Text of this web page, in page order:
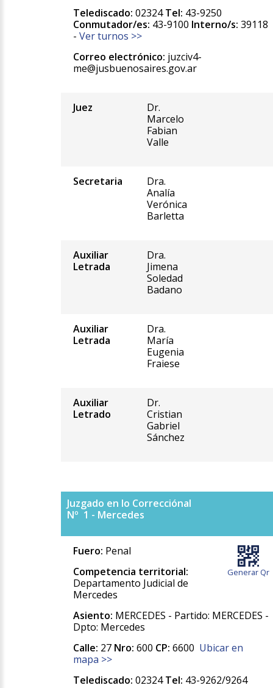
Telediscado: 02324Tel: 43-9250
Conmutador/es: 43-9100 Interno/s: 39118
- Ver turnos >>
Correo electrónico: juzciv4-
me@jusbuenosaires.gov.ar
Juez
Dr.
Marcelo
Fabian
Valle
Secretaria
Dra.
Analía
Verónica
Barletta
Auxiliar
Letrada
Dra.
Jimena
Soledad
Badano
Auxiliar
Letrada
Dra.
María
Eugenia
Fraiese
Auxiliar
Letrado
Dr.
Cristian
Gabriel
Sánchez
Juzgado en lo Correcciónal
Nº 1 - Mercedes
Generar Qr
Fuero: Penal
Competencia territorial:
Departamento Judicial de
Mercedes
Asiento: MERCEDES - Partido: MERCEDES -
Dpto: Mercedes
Calle: 27 Nro: 600 CP: 6600 Ubicar en
mapa >>
Telediscado: 02324Tel: 43-9262/9264